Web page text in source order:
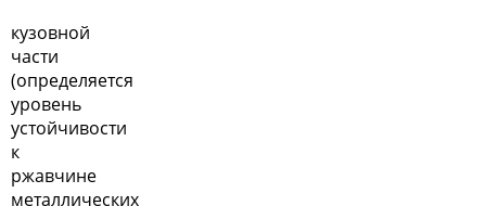
кузовной
части
(определяется
уровень
устойчивости
к
ржавчине
металлических